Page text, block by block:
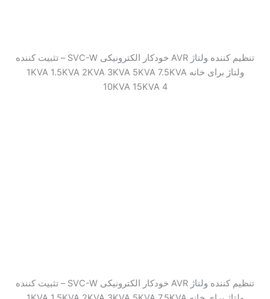
تنظیم کننده ولتاژ AVR خودکار الکترونیکی SVC-W – تثبیت کننده
ولتاژ برای خانه 1KVA 1.5KVA 2KVA 3KVA 5KVA 7.5KVA
10KVA 15KVA 4
تنظیم کننده ولتاژ AVR خودکار الکترونیکی SVC-W – تثبیت کننده